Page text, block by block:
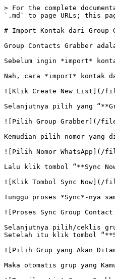
> For the complete
`.md` to page URLs; this
# Import Kontak dari Group
Group Contacts Grabber
Sebelum ingin *import*
Nah, cara *import* kontak
![Klik Create New List](/files/
Selanjutnya pilih yang
![Pilih Group Grabber](/files/
Kemudian pilih nomor yang
![Pilih Nomor WhatsApp](/
Lalu klik tombol “**Sync
![Klik Tombol Sync Now](/
Tunggu proses *Sync*-nya
![Proses Sync Group Contact
Selanjutnya pilih/ceklis
Setelah itu klik tombol
![Pilih Grup yang Akan
Maka otomatis grup yang